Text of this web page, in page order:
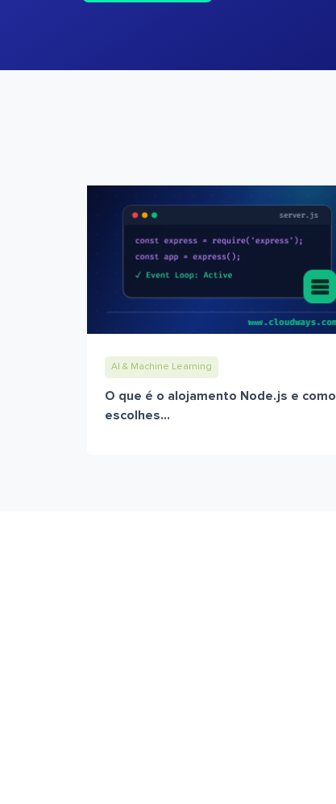
AI & Machine Learning
O que é o alojamento Node.js e como
escolhes...